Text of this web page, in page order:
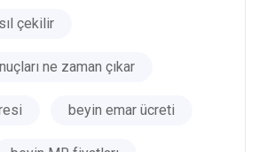
çekilir
ne zaman çıkar
beyin emar ücreti